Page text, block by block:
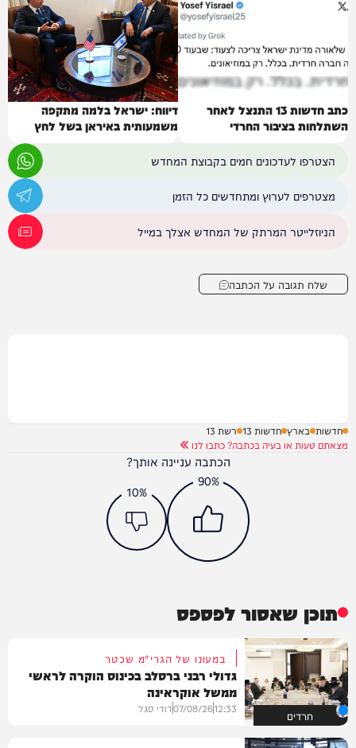
כתב חדשות 13 התנצל לאחר
השתלחות בציבור החרדי
דיווח: ישראל בלמה מתקפה
משמעותית באיראן בשל לחץ
אמריקני
הצטרפו לעדכונים חמים בקבוצת המחדש
מצטרפים לערוץ ומתחדשים כל הזמן
הניוזלייטר המרתק של המחדש אצלך במייל
שלח תגובה על הכתבה
חדשות בארץ חדשות 13
רשת 13
מצאתם טעות או בעיה בכתבה? כתבו לנו
הכתבה עניינה אותך?
90%
10%
תוכן שאסור לפספס
חרדים
במעונו של הגרי"מ שכטר
גדולי רבני ברסלב בכינוס הוקרה לראשי
ממשל אוקראינה
12:33
07/08/26דודי סגל